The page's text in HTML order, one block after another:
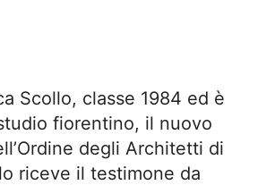
Scollo, classe 1984 ed è
fiorentino, il nuovo
degli Architetti di
riceve il testimone da